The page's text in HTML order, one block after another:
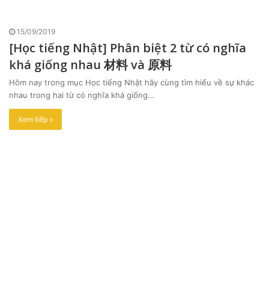
15/09/2019
[Học tiếng Nhật] Phân biệt 2 từ có nghĩa
khá giống nhau 材料 và 原料
Hôm nay trong mục Học tiếng Nhật hãy cùng tìm hiểu về sự khác
nhau trong hai từ có nghĩa khá giống…
Xem tiếp »